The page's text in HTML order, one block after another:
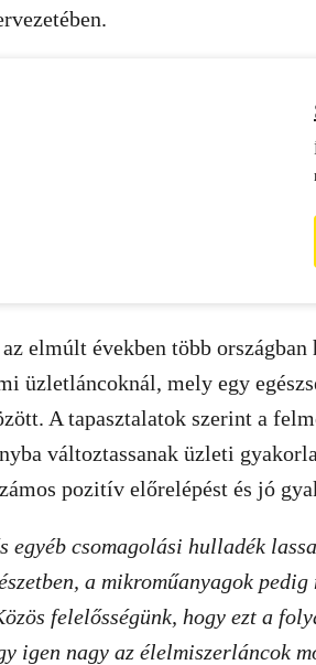
az elmúlt években több
üzletláncoknál, mely egy
A tapasztalatok szerint a
változtassanak üzleti
pozitív előrelépést és jó
egyéb csomagolási hulladék
a mikroműanyagok
felelősségünk, hogy ezt a
igen nagy az élelmiszerláncok